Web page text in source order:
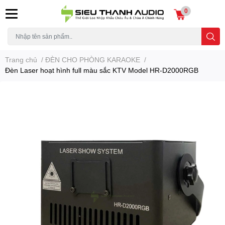
0
Trang chủ / ĐÈN CHO PHÒNG KARAOKE /
Đèn Laser hoạt hình full màu sắc KTV Model HR-D2000RGB